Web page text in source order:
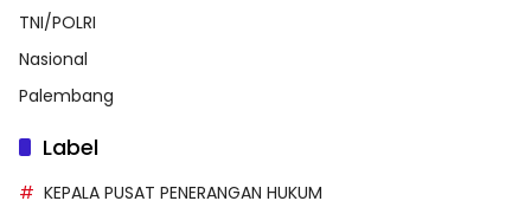
TNI/POLRI
Nasional
Palembang
Label
KEPALA PUSAT PENERANGAN HUKUM